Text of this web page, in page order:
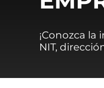
¡Conozca
NIT,